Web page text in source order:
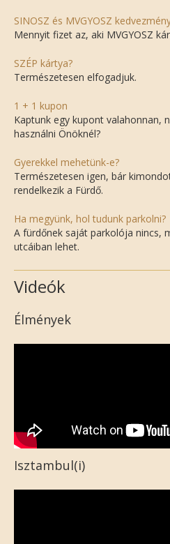
SINOSZ és MVGYOSZ
Mennyit fizet az, aki MVGYOSZ
SZÉP kártya?
Természetesen elfogadjuk.
1 + 1 kupon
Kaptunk egy kupont valahonnan,
használni Önöknél?
Gyerekkel mehetünk-e?
Természetesen igen, bár
rendelkezik a Fürdő.
Ha megyünk, hol tudunk parkolni?
A fürdőnek saját parkolója nincs,
utcáiban lehet.
Videók
Élmények
Isztambul(i)